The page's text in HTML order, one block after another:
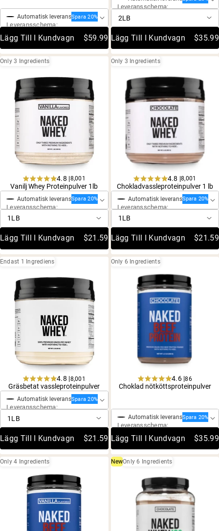
of
5
stars
Automatisk leveransSpara 20%
Leveransschema:
Lägg Till I Kundvagn $59.99
of
Leveransschema:
Lägg Till I Kundvagn $35.99
Only 3 Ingredients
Rated
4.8
out
of
4.8 |8,001
Vanilj Whey Proteinpulver 1lb
Engångsköp
Automatisk leveransSpara 20%
Leveransschema:
Lägg Till I Kundvagn $21.59
Only 3 Ingredients
Rated
4.8
out
of
4.8 |8,001
Chokladvassleproteinpulver 1 lb
Engångsköp
Automatisk leveransSpara 20%
Leveransschema:
Lägg Till I Kundvagn $21.59
Endast 1 Ingrediens
Rated
4.8
out
of
4.8 |8,001
Gräsbetat vassleproteinpulver
Engångsköp
Automatisk leveransSpara 20%
Leveransschema:
Lägg Till I Kundvagn $21.59
Only 6 Ingredients
Rated
of
5
stars
4.6 |86
Choklad nötköttsproteinpulver
Automatisk leveransSpara 20%
Leveransschema:
Lägg Till I Kundvagn $35.99
Only 4 Ingredients NewOnly 6 Ingredients